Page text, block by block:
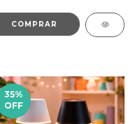
35%
OFF